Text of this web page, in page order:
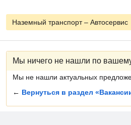
Наземный транспорт – Автосервис
Мы ничего не нашли по
Мы не нашли актуальных
← Вернуться в раздел